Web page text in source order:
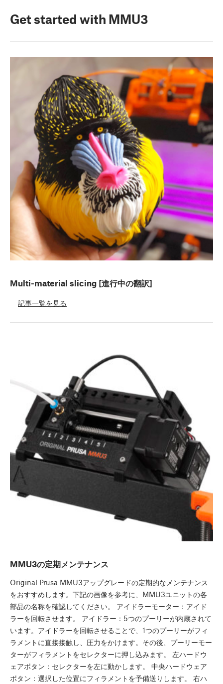
Get started with MMU3
Multi-material slicing [進行中の翻訳]
記事一覧を見る
MMU3の定期メンテナンス
Original Prusa MMU3アップグレードの定期的なメンテナンス
をおすすめします。下記の画像を参考に、MMU3ユニットの各
部品の名称を確認してください。 アイドラーモーター：アイド
ラーを回転させます。 アイドラー：5つのプーリーが内蔵されて
います。アイドラーを回転させることで、1つのプーリーがフィ
ラメントに直接接触し、圧力をかけます。その後、プーリーモー
ターがフィラメントをセレクターに押し込みます。 左ハードウ
ェアボタン：セレクターを左に動かします。 中央ハードウェア
ボタン：選択した位置にフィラメントを予備送りします。 右ハ